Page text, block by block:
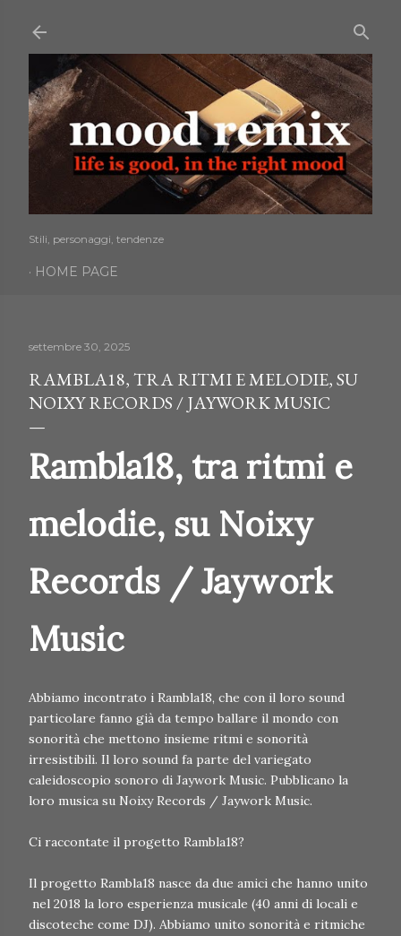
Stili, personaggi, tendenze
HOME PAGE
settembre 30, 2025
RAMBLA18, TRA RITMI E MELODIE, SU
NOIXY RECORDS / JAYWORK MUSIC
Rambla18, tra ritmi e
melodie, su Noixy
Records / Jaywork
Music
Abbiamo incontrato i Rambla18, che con il loro sound
particolare fanno già da tempo ballare il mondo con
sonorità che mettono insieme ritmi e sonorità
irresistibili. Il loro sound fa parte del variegato
caleidoscopio sonoro di Jaywork Music. Pubblicano la
loro musica su Noixy Records / Jaywork Music.
Ci raccontate il progetto Rambla18?
Il progetto Rambla18 nasce da due amici che hanno unito
nel 2018 la loro esperienza musicale (40 anni di locali e
discoteche come DJ). Abbiamo unito sonorità e ritmiche